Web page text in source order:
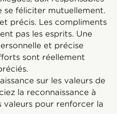
se féliciter mutuellement.
précis. Les compliments
pas les esprits. Une
et précise
sont réellement
sur les valeurs de
la reconnaissance à
valeurs pour renforcer la